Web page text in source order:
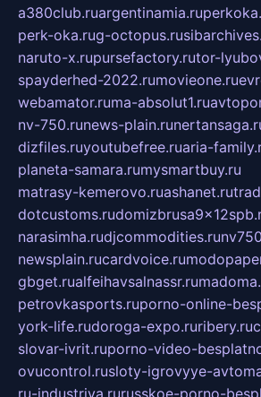
a380club.ruargentinamia.ru
perk-oka.rug-octopus.ru
naruto-x.rupursefactory.rutor-
spayderhed-2022.rumovieone.ru
webamator.ruma-absolut1.ru
nv-750.runews-plain.ru
dizfiles.ruyoutubefree.ruaria-
planeta-samara.rumysmartbuy.ru
matrasy-kemerovo.ruashanet.ru
dotcustoms.ru
narasimha.rudjcommodities.ru
newsplain.rucardvoice.ru
gbget.rualfeihavsalnassr.ru
petrovkasports.ruporno-online-
york-life.rudoroga-expo.ruribery.ru
slovar-ivrit.ruporno-video-
ovucontrol.rusloty-igrovyye-
ru-industriya.rurusskoe-porno-